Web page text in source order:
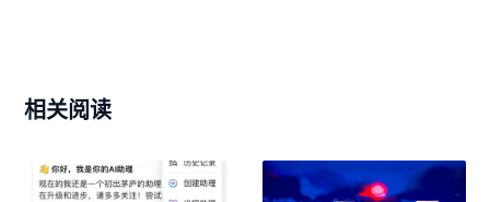
相关阅读